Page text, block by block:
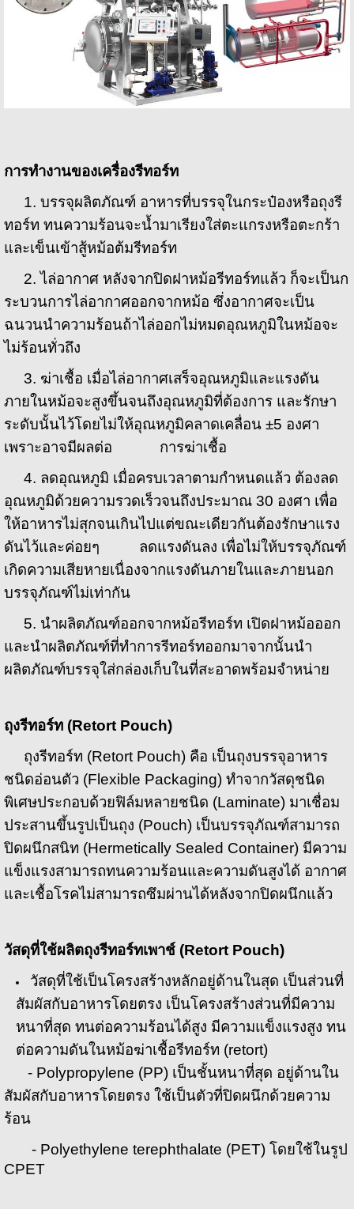
การทำงานของเครื่องรีทอร์ท
1. บรรจุผลิตภัณฑ์ อาหารที่บรรจุในกระป๋องหรือถุงรี
ทอร์ท ทนความร้อนจะน้ำมาเรียงใส่ตะแกรงหรือตะกร้า
และเข็นเข้าสู้หม้อต้มรีทอร์ท
2. ไล่อากาศ หลังจากปิดฝาหม้อรีทอร์ทแล้ว ก็จะเป็นก
ระบวนการไล่อากาศออกจากหม้อ ซึ่งอากาศจะเป็น
ฉนวนนำความร้อนถ้าไล่ออกไม่หมดอุณหภูมิในหม้อจะ
ไม่ร้อนทั่วถึง
3. ฆ่าเชื้อ เมื่อไล่อากาศเสร็จอุณหภูมิและแรงดัน
ภายในหม้อจะสูงขึ้นจนถึงอุณหภูมิที่ต้องการ และรักษา
ระดับนั้นไว้โดยไม่ให้อุณหภูมิคลาดเคลื่อน ±5 องศา
เพราะอาจมีผลต่อ การฆ่าเชื้อ
4. ลดอุณหภูมิ เมื่อครบเวลาตามกำหนดแล้ว ต้องลด
อุณหภูมิด้วยความรวดเร็วจนถึงประมาณ 30 องศา เพื่อ
ให้อาหารไม่สุกจนเกินไปแต่ขณะเดียวกันต้องรักษาแรง
ดันไว้และค่อยๆ ลดแรงดันลง เพื่อไม่ให้บรรจุภัณฑ์
เกิดความเสียหายเนื่องจากแรงดันภายในและภายนอก
บรรจุภัณฑ์ไม่เท่ากัน
5. นำผลิตภัณฑ์ออกจากหม้อรีทอร์ท เปิดฝาหม้อออก
และนำผลิตภัณฑ์ที่ทำการรีทอร์ทออกมาจากนั้นนำ
ผลิตภัณฑ์บรรจุใส่กล่องเก็บในที่สะอาดพร้อมจำหน่าย
ถุงรีทอร์ท (Retort Pouch)
ถุงรีทอร์ท (Retort Pouch) คือ เป็นถุงบรรจุอาหาร
ชนิดอ่อนตัว (Flexible Packaging) ทำจากวัสดุชนิด
พิเศษประกอบด้วยฟิล์มหลายชนิด (Laminate) มาเชื่อม
ประสานขึ้นรูปเป็นถุง (Pouch) เป็นบรรจุภัณฑ์สามารถ
ปิดผนึกสนิท (Hermetically Sealed Container) มีความ
แข็งแรงสามารถทนความร้อนและความดันสูงได้ อากาศ
และเชื้อโรคไม่สามารถซึมผ่านได้หลังจากปิดผนึกแล้ว
วัสดุที่ใช้ผลิตถุงรีทอร์ทเพาช์ (Retort Pouch)
วัสดุที่ใช้เป็นโครงสร้างหลักอยู่ด้านในสุด เป็นส่วนที่
สัมผัสกับอาหารโดยตรง เป็นโครงสร้างส่วนที่มีความ
หนาที่สุด ทนต่อความร้อนได้สูง มีความแข็งแรงสูง ทน
ต่อความดันในหม้อฆ่าเชื้อรีทอร์ท (retort)
- Polypropylene (PP) เป็นชั้นหนาที่สุด อยู่ด้านใน
สัมผัสกับอาหารโดยตรง ใช้เป็นตัวที่ปิดผนึกด้วยความ
ร้อน
- Polyethylene terephthalate (PET) โดยใช้ในรูป
CPET